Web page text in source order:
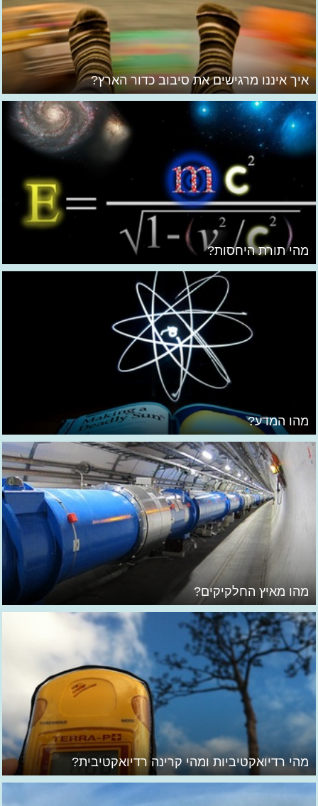
איך איננו מרגישים את סיבוב כדור הארץ?
מהי תורת היחסות?
מהו המדע?
מהו מאיץ החלקיקים?
מהי רדיואקטיביות ומהי קרינה רדיואקטיבית?